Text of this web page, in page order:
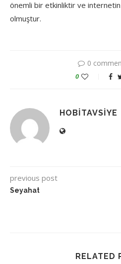
önemli bir etkinliktir ve internetin
olmuştur.
0
0
HOBITAVSIYE
previous post
Seyahat
RELATED